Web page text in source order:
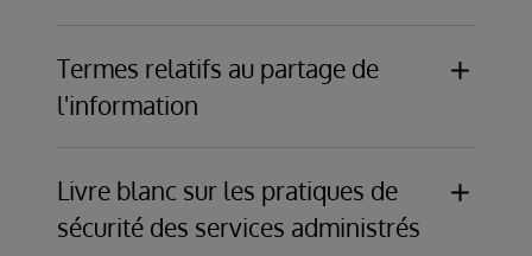
La présente déclaration RGPD servira de
complément aux contrats de licence et à tout
contrat de service applicable aux produits
InterSystems afin d'assurer la conformité
contractuelle avec le règlement général sur la
protection des données (RGPD) Règlement
(UE) 2016/679.
Termes relatifs au partage de
l'information
La sécurité et la confidentialité des
informations sont des sujets essentiels pour
InterSystems surtout lorsqu'il est question de
ses clients et partenaires. Les conditions de
Livre blanc sur les pratiques de
sécurité des services administrés